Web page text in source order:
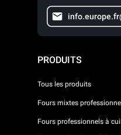
PRODUITS
Tous les produits
Fours mixtes
Fours professionnels à